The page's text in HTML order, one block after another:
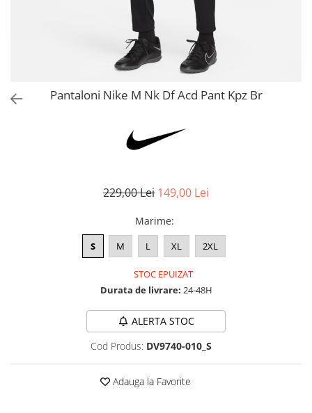
Pantaloni lungi fotbal copii
Imbracaminte fotbal femei
Sorturi fotbal femei
Pantaloni Nike M Nk Df Acd Pant Kpz Br
229,00 Lei 149,00 Lei
Marime:
S M L XL 2XL
STOC EPUIZAT
Durata de livrare: 24-48H
ALERTA STOC
Cod Produs: DV9740-010_S
Adauga la Favorite